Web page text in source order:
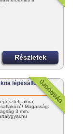
…
Részletek
lépésálló
akna.
Magasság:
3 mm.